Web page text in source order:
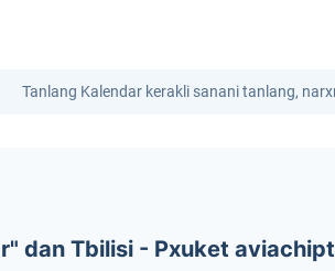
Tanlang Kalendar kerakli sanani tanlang,
dan Tbilisi - Pxuket